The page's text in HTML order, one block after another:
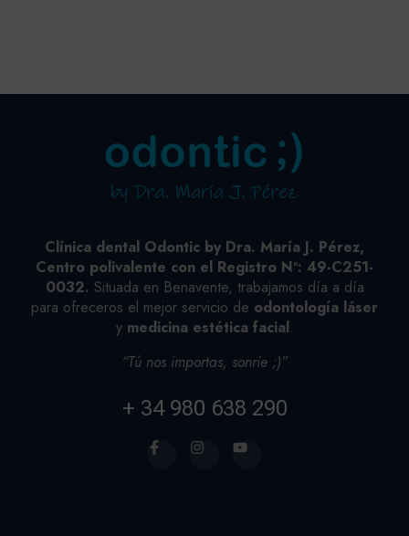
Clínica dental Odontic by Dra. María J. Pérez,
Centro polivalente con el Registro Nº: 49-C251-
0032. Situada en Benavente, trabajamos día a día
para ofreceros el mejor servicio de odontología láser
y medicina estética facial.
“Tú nos importas, sonríe ;)”
+ 34 980 638 290